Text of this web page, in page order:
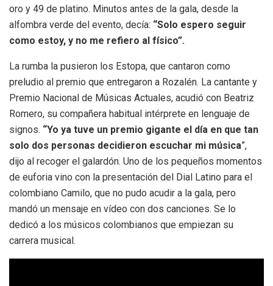
oro y 49 de platino. Minutos antes de la gala, desde la
alfombra verde del evento, decía: “Solo espero seguir
como estoy, y no me refiero al físico”.
La rumba la pusieron los Estopa, que cantaron como
preludio al premio que entregaron a Rozalén. La cantante y
Premio Nacional de Músicas Actuales, acudió con Beatriz
Romero, su compañera habitual intérprete en lenguaje de
signos. “Yo ya tuve un premio gigante el día en que tan
solo dos personas decidieron escuchar mi música”,
dijo al recoger el galardón. Uno de los pequeños momentos
de euforia vino con la presentación del Dial Latino para el
colombiano Camilo, que no pudo acudir a la gala, pero
mandó un mensaje en vídeo con dos canciones. Se lo
dedicó a los músicos colombianos que empiezan su
carrera musical.